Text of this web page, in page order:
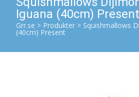
Iguana (40cm) Present
Grr.se > Produkter > Squishmallows
(40cm) Present